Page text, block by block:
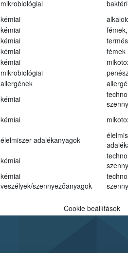
mikrobiológiai
kémiai
kémiai
kémiai
kémiai
fémek
kémiai
mikrobiológiai
allergének
kémiai
kémiai
élelmiszer adalékanyagok
kémiai
kémiai
veszélyek/szennyezőanyagok
Cookie beállítások